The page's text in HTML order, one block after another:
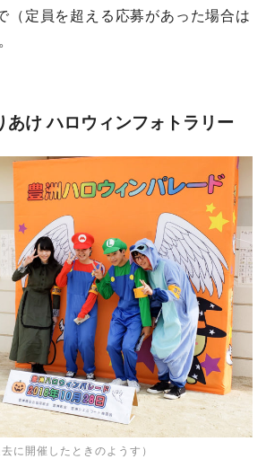
（定員を超える応募があった場合は
け ハロウィンフォトラリー
去に開催したときのようす）